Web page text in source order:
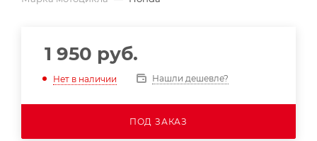
1 950 руб.
Нет в наличии Нашли дешевле?
ПОД ЗАКАЗ